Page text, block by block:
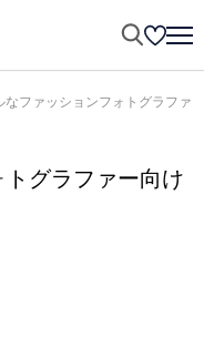
なファッションフォトグラファ
グラファー向け